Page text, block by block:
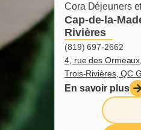
Cora Déjeuners
Cap-de-la-
Rivières
(819) 697-2662
4, rue des Ormeaux,
Trois-Rivières, QC
En savoir plus